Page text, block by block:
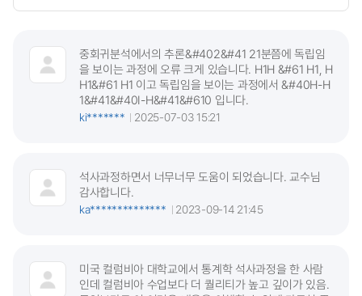
중회귀분석에서의 추론&#402&#41 21분쯤에 독립임
을 보이는 과정에 오류 크게 있습니다. H1H &#61 H1, H
H1&#61 H1 이고 독립임을 보이는 과정에서 &#40H-H
1&#41&#40I-H&#41&#610 입니다.
ki*******
2025-07-03 15:21
석사과정하면서 너무너무 도움이 되었습니다. 교수님
감사합니다.
ka**************
2023-09-14 21:45
미국 컬럼비아 대학교에서 통계학 석사과정을 한 사람
인데 컬럼비아 수업보다 더 퀄리티가 높고 깊이가 있음.